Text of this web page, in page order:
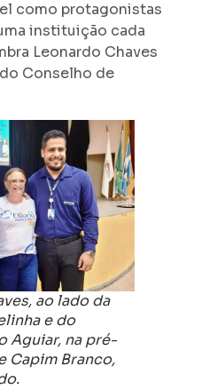
como protagonistas
instituição cada
Leonardo Chaves
Conselho de
ao lado da
e do
Aguiar, na pré-
Capim Branco,